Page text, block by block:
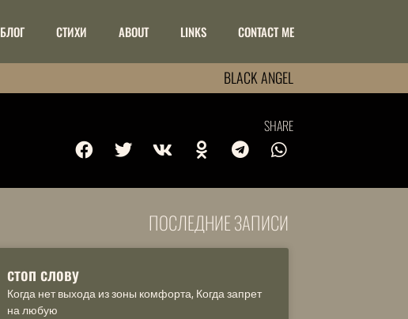
БЛОГ СТИХИ ABOUT LINKS CONTACT ME
BLACK ANGEL
SHARE
ПОСЛЕДНИЕ ЗАПИСИ
стоп слову
Когда нет выхода из зоны комфорта, Когда запрет
на любую